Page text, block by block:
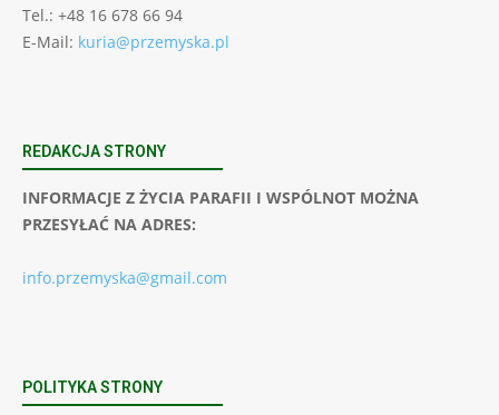
Tel.: +48 16 678 66 94
E-Mail: kuria@przemyska.pl
REDAKCJA STRONY
INFORMACJE Z ŻYCIA PARAFII I WSPÓLNOT MOŻNA
PRZESYŁAĆ NA ADRES:
info.przemyska@gmail.com
POLITYKA STRONY